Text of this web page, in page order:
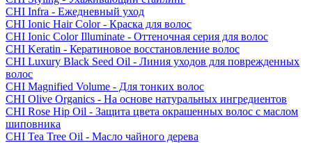
CHI Infra - Ежедневный уход
CHI Ionic Hair Color - Краска для волос
CHI Ionic Color Illuminate - Оттеночная серия для волос
CHI Keratin - Кератиновое восстановление волос
CHI Luxury Black Seed Oil - Линия уходов для поврежденных
волос
CHI Magnified Volume - Для тонких волос
CHI Olive Organics - На основе натуральных ингредиентов
CHI Rose Hip Oil - Защита цвета окрашенных волос с маслом
шиповника
CHI Tea Tree Oil - Масло чайного дерева